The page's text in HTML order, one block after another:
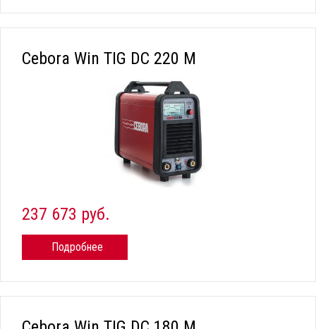
Cebora Win TIG DC 220 M
237 673 руб.
Подробнее